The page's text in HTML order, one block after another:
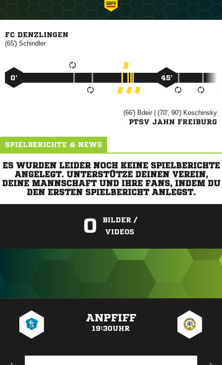
FC DENZLINGEN
(65') 
0’ 45’
(66') | (70', 90') 
PTSV JAHN FREIBURG
SPIELBERICHTE & NEWS
ES WURDEN LEIDER NOCH KEINE SPIELBERICHTE
ANGELEGT. UNTERSTÜTZE DEINEN VEREIN,
DEINE MANNSCHAFT UND IHRE FANS, INDEM DU
DEN ERSTEN SPIELBERICHT ANLEGST.
0
BILDER /
VIDEOS
ANPFIFF
19:30UHR